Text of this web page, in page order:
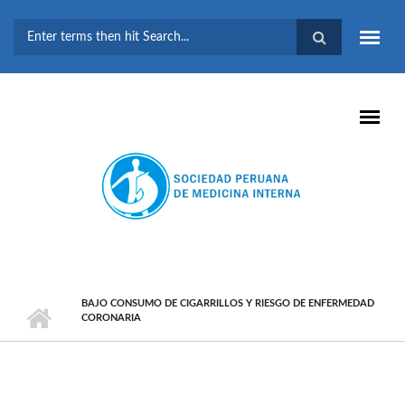
BÚSQUEDA
BAJO CONSUMO DE CIGARRILLOS Y RIESGO DE ENFERMEDAD
CORONARIA